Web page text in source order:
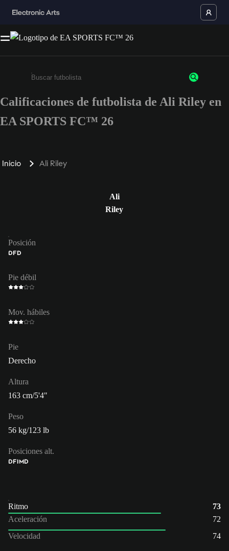
Ingresa un mínimo de 3 caracteres o números
Calificaciones de futbolista de Ali Riley en
EA SPORTS FC™ 26
Inicio Ali Riley
Ali
Riley
Posición
DFD
Pie débil
Mov. hábiles
Pie
Derecho
Altura
163 cm/5'4"
Peso
56 kg/123 lb
Posiciones alt.
DFIMD
Ritmo
73
Aceleración
72
Velocidad
74